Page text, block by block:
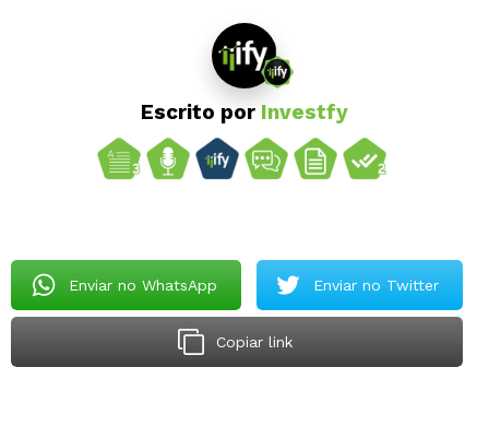
Escrito por Investfy
Enviar no WhatsApp Enviar no Twitter
Copiar link